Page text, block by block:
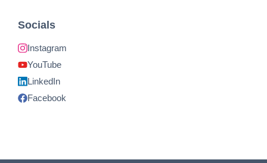
Socials
Instagram
YouTube
LinkedIn
Facebook